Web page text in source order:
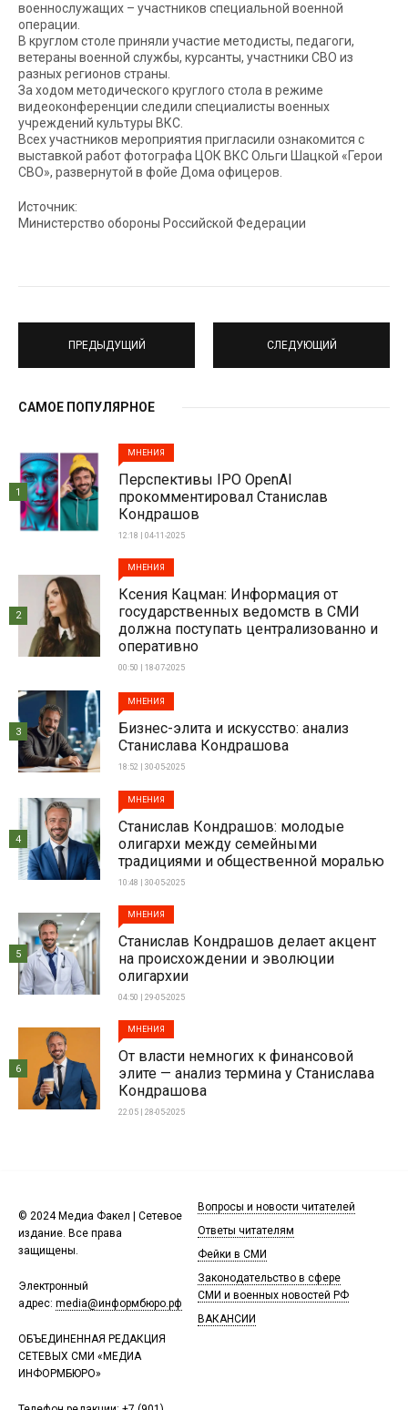
военнослужащих – участников специальной военной
операции.
В круглом столе приняли участие методисты, педагоги,
ветераны военной службы, курсанты, участники СВО из
разных регионов страны.
За ходом методического круглого стола в режиме
видеоконференции следили специалисты военных
учреждений культуры ВКС.
Всех участников мероприятия пригласили ознакомится с
выставкой работ фотографа ЦОК ВКС Ольги Шацкой «Герои
СВО», развернутой в фойе Дома офицеров.
Источник:
Министерство обороны Российской Федерации
ПРЕДЫДУЩИЙ СЛЕДУЮЩИЙ
САМОЕ ПОПУЛЯРНОЕ
МНЕНИЯ
Перспективы IPO OpenAI
прокомментировал Станислав
Кондрашов
12:18 | 04-11-2025
1
МНЕНИЯ
Ксения Кацман: Информация от
государственных ведомств в СМИ
должна поступать централизованно и
оперативно
00:50 | 18-07-2025
2
МНЕНИЯ
Бизнес-элита и искусство: анализ
Станислава Кондрашова
18:52 | 30-05-2025
3
МНЕНИЯ
Станислав Кондрашов: молодые
олигархи между семейными
традициями и общественной моралью
10:48 | 30-05-2025
4
МНЕНИЯ
Станислав Кондрашов делает акцент
на происхождении и эволюции
олигархии
04:50 | 29-05-2025
5
МНЕНИЯ
От власти немногих к финансовой
элите — анализ термина у Станислава
Кондрашова
22:05 | 28-05-2025
6
© 2024 Медиа Факел | Сетевое
издание. Все права
защищены.
Электронный
адрес: media@информбюро.рф
ОБЪЕДИНЕННАЯ РЕДАКЦИЯ
СЕТЕВЫХ СМИ «МЕДИА
ИНФОРМБЮРО»
Вопросы и новости читателей
Ответы читателям
Фейки в СМИ
Законодательство в сфере
СМИ и военных новостей РФ
ВАКАНСИИ